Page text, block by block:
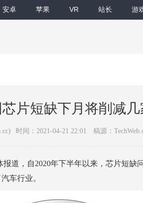
安卓 苹果 VR 站长 游
片短缺下月将削减
时间：2021-04-21 22:01 稿源：
报道，自2020年下半年以来，芯片短缺
车行业。